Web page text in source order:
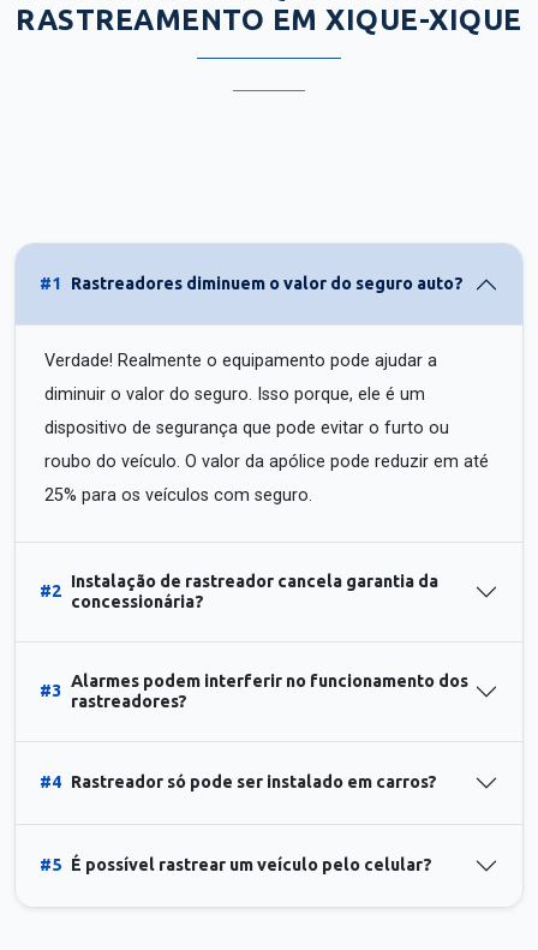
RASTREAMENTO EM XIQUE-XIQUE
#1 Rastreadores diminuem o valor do seguro auto?
Verdade! Realmente o equipamento pode ajudar a
diminuir o valor do seguro. Isso porque, ele é um
dispositivo de segurança que pode evitar o furto ou
roubo do veículo. O valor da apólice pode reduzir em até
25% para os veículos com seguro.
#2
Instalação de rastreador cancela garantia da
concessionária?
#3
Alarmes podem interferir no funcionamento dos
rastreadores?
#4 Rastreador só pode ser instalado em carros?
#5 É possível rastrear um veículo pelo celular?